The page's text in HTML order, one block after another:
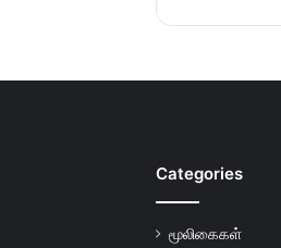
Categories
மூலிகைகள்